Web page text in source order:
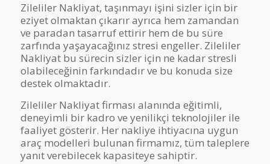
Zileliler Nakliyat, taşınmayı işini sizler için bir
eziyet olmaktan çıkarır ayrıca hem zamandan
ve paradan tasarruf ettirir hem de bu süre
zarfında yaşayacağınız stresi engeller. Zileliler
Nakliyat bu sürecin sizler için ne kadar stresli
olabileceğinin farkındadır ve bu konuda size
destek olmaktadır.
Zileliler Nakliyat firması alanında eğitimli,
deneyimli bir kadro ve yenilikçi teknolojiler ile
faaliyet gösterir. Her nakliye ihtiyacına uygun
araç modelleri bulunan firmamız, tüm taleplere
yanıt verebilecek kapasiteye sahiptir.